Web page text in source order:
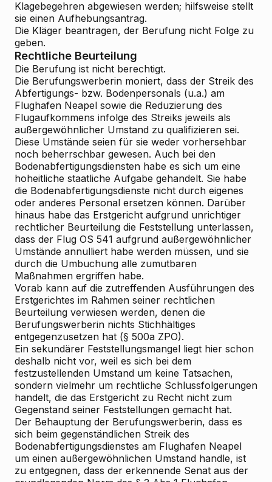
Klagebegehren abgewiesen werden; hilfsweise stellt
sie einen Aufhebungsantrag.
Die Kläger beantragen, der Berufung nicht Folge zu
geben.
Rechtliche Beurteilung
Die Berufung ist nicht berechtigt.
Die Berufungswerberin moniert, dass der Streik des
Abfertigungs- bzw. Bodenpersonals (u.a.) am
Flughafen Neapel sowie die Reduzierung des
Flugaufkommens infolge des Streiks jeweils als
außergewöhnlicher Umstand zu qualifizieren sei.
Diese Umstände seien für sie weder vorhersehbar
noch beherrschbar gewesen. Auch bei den
Bodenabfertigungsdiensten habe es sich um eine
hoheitliche staatliche Aufgabe gehandelt. Sie habe
die Bodenabfertigungsdienste nicht durch eigenes
oder anderes Personal ersetzen können. Darüber
hinaus habe das Erstgericht aufgrund unrichtiger
rechtlicher Beurteilung die Feststellung unterlassen,
dass der Flug OS 541 aufgrund außergewöhnlicher
Umstände annulliert habe werden müssen, und sie
durch die Umbuchung alle zumutbaren
Maßnahmen ergriffen habe.
Vorab kann auf die zutreffenden Ausführungen des
Erstgerichtes im Rahmen seiner rechtlichen
Beurteilung verwiesen werden, denen die
Berufungswerberin nichts Stichhältiges
entgegenzusetzen hat (§ 500a ZPO).
Ein sekundärer Feststellungsmangel liegt hier schon
deshalb nicht vor, weil es sich bei dem
festzustellenden Umstand um keine Tatsachen,
sondern vielmehr um rechtliche Schlussfolgerungen
handelt, die das Erstgericht zu Recht nicht zum
Gegenstand seiner Feststellungen gemacht hat.
Der Behauptung der Berufungswerberin, dass es
sich beim gegenständlichen Streik des
Bodenabfertigungsdienstes am Flughafen Neapel
um einen außergewöhnlichen Umstand handle, ist
zu entgegnen, dass der erkennende Senat aus der